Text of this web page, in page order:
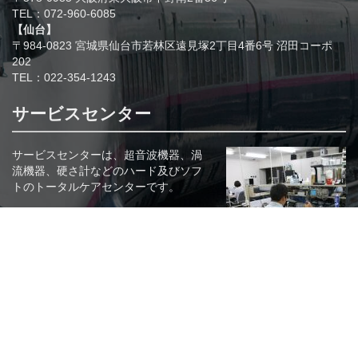
TEL：072-960-6085
【仙台】
〒984-0823 宮城県仙台市若林区遠見塚2丁目4番6号 沼田コーポ
202
TEL：022-354-1243
サービスセンター
サービスセンターは、超音波機器、渦
流機器、硬さ計などのハード及びソフ
トのトータルケアセンターです。